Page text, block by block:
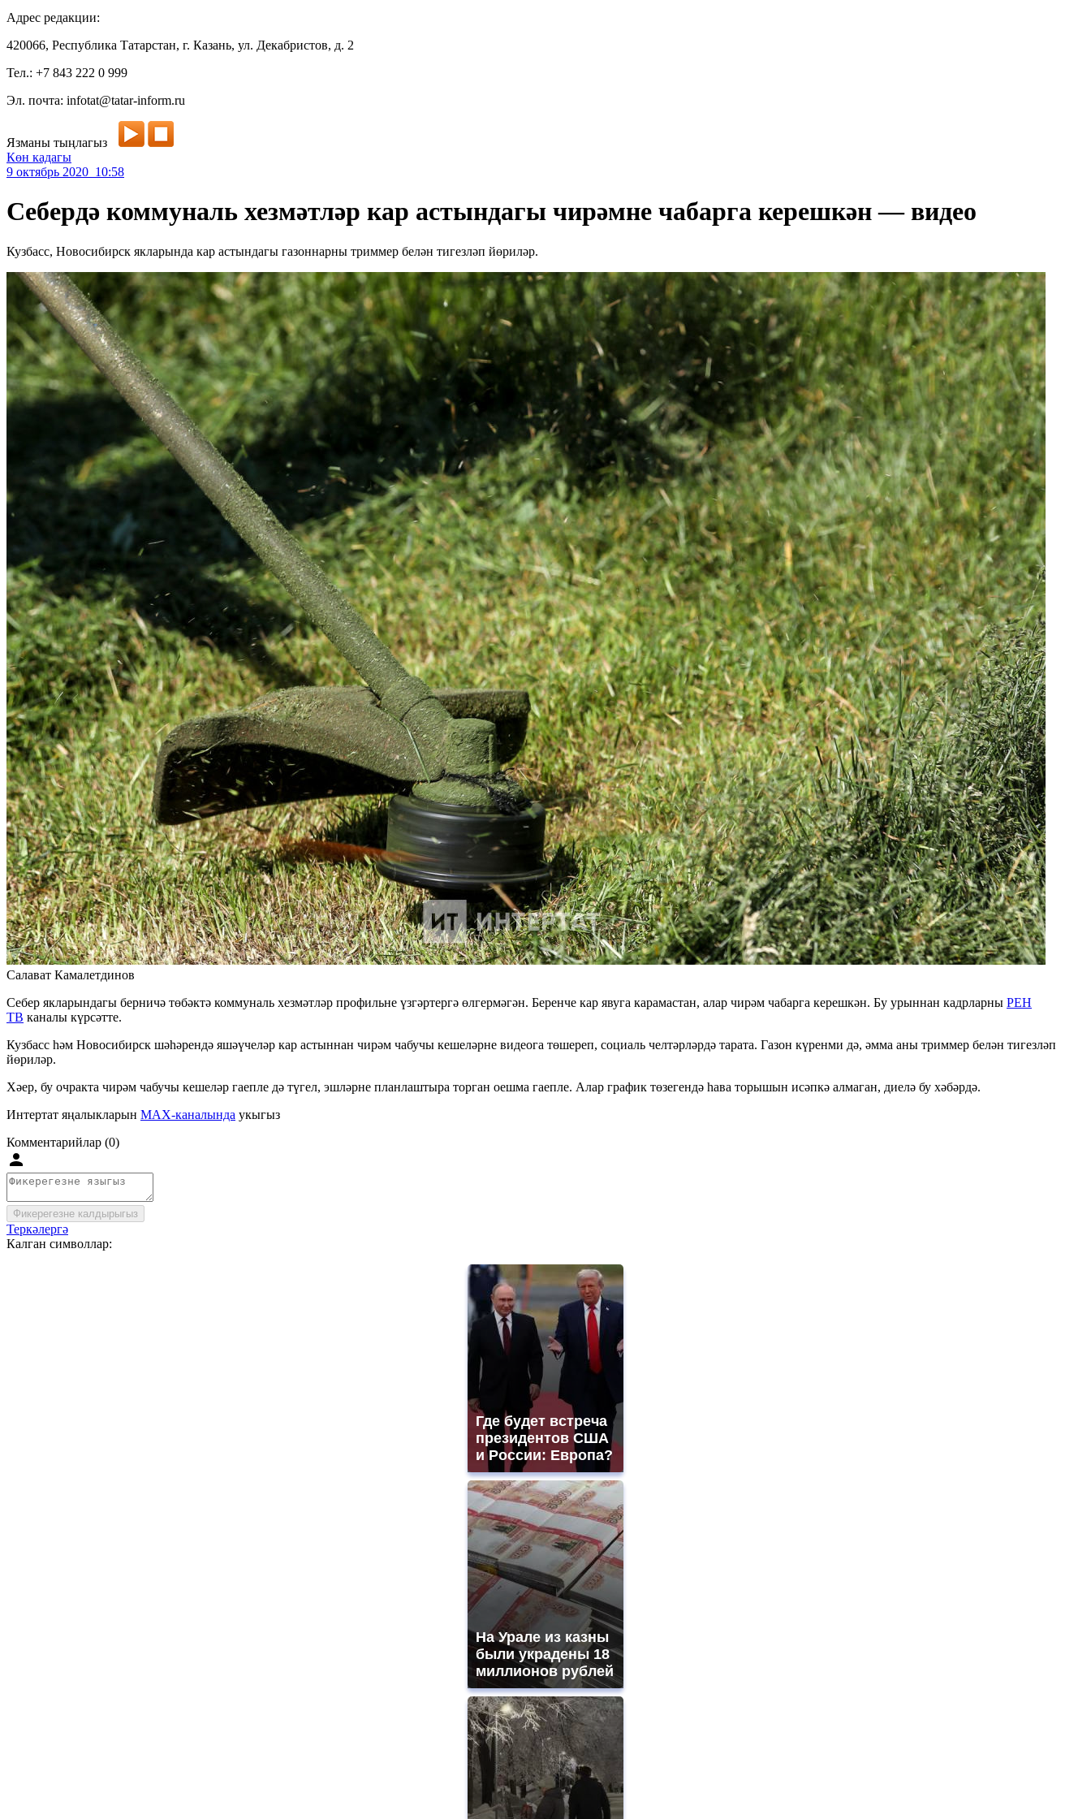
Адрес редакции:
420066, Республика Татарстан, г. Казань, ул. Декабристов, д. 2
Тел.: +7 843 222 0 999
Эл. почта: infotat@tatar-inform.ru
Язманы тыңлагыз
Көн кадагы
9 октябрь 2020 10:58
Себердә коммуналь хезмәтләр кар астындагы чирәмне чабарга керешкән — видео
Кузбасс, Новосибирск якларында кар астындагы газоннарны триммер белән тигезләп йөриләр.
Салават Камалетдинов
Себер якларындагы берничә төбәктә коммуналь хезмәтләр профильне үзгәртергә өлгермәгән. Беренче кар явуга карамастан, алар чирәм чабарга керешкән. Бу урыннан кадрларны РЕН
ТВ каналы күрсәтте.
Кузбасс һәм Новосибирск шәһәрендә яшәүчеләр кар астыннан чирәм чабучы кешеләрне видеога төшереп, социаль челтәрләрдә тарата. Газон күренми дә, әмма аны триммер белән тигезләп
йөриләр.
Хәер, бу очракта чирәм чабучы кешеләр гаепле дә түгел, эшләрне планлаштыра торган оешма гаепле. Алар график төзегендә һава торышын исәпкә алмаган, диелә бу хәбәрдә.
Интертат яңалыкларын MAX-каналында укыгыз
Комментарийлар (0)
Фикерегезне калдырыгыз
Теркәлергә
Калган символлар:
Где будет встреча
президентов США
и России: Европа?
На Урале из казны
были украдены 18
миллионов рублей